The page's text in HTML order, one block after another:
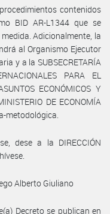
contenidos
BID AR-L1344 que se
Adicionalmente, la
al Organismo Ejecutor
y a la SUBSECRETARÍA
PARA EL
ECONÓMICOS Y
DE ECONOMÍA
metodológica.
dese a la DIRECCIÓN
Alberto Giuliano
Decreto se publican en